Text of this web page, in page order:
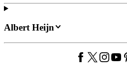
Albert Heijn